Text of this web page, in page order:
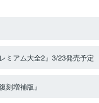
ミアム大全2』3/23発売予定
増補版』